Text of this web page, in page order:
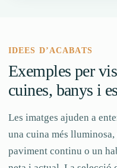
IDEES D’ACABATS
Exemples per
cuines, banys i
Les imatges ajuden a
una cuina més
paviment continu o un